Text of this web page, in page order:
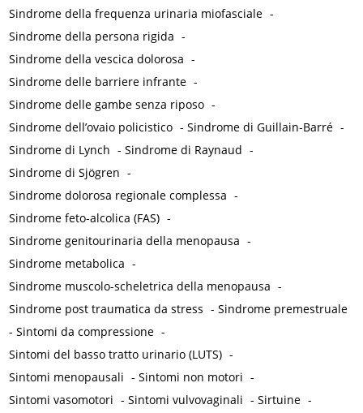
Sindrome della frequenza urinaria miofasciale -
Sindrome della persona rigida -
Sindrome della vescica dolorosa -
Sindrome delle barriere infrante -
Sindrome delle gambe senza riposo -
Sindrome dell’ovaio policistico -Sindrome di Guillain-Barré -
Sindrome di Lynch -Sindrome di Raynaud -
Sindrome di Sjögren -
Sindrome dolorosa regionale complessa -
Sindrome feto-alcolica (FAS) -
Sindrome genitourinaria della menopausa -
Sindrome metabolica -
Sindrome muscolo-scheletrica della menopausa -
Sindrome post traumatica da stress -Sindrome premestruale
-Sintomi da compressione -
Sintomi del basso tratto urinario (LUTS) -
Sintomi menopausali -Sintomi non motori -
Sintomi vasomotori -Sintomi vulvovaginali -Sirtuine -